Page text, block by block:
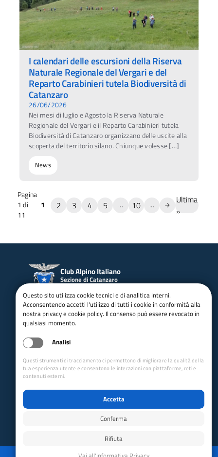
I calendari delle escursioni della Riserva
Naturale Regionale del Vergari e del
Reparto Carabinieri tutela Biodiversità di
Catanzaro
26/06/2026
Nei mesi di luglio e Agosto la Riserva Naturale
Regionale del Vergari e il Reparto Carabinieri tutela
Biodiversità di Catanzaro organizzano delle uscite alla
scoperta del territorio silano. Chiunque volesse […]
News
Pagina
1 di
11
1 2 3 4 5 ... 10 ...
Ultima
»
Club Alpino Italiano
Sezione di Catanzaro
email:catanzaro@cai.it Tel.:3478051252
CF: 97020360794
PEC:catanzaro@pec.cai.it
Piazza Duomo 9
https://www.facebook.com/Cl
ub-Alpino-Italiano-Sez-
Catanzaro-
100064564517107/
Club Alpino Italiano
Accesso Soci
Mappa del sitoDisabilita animazioni
Questo sito utilizza cookie tecnici e di analitica interni.
Acconsentendo accetti l'utilizzo di tutti i cookie in conformità alla
nostra privacy e cookie policy. Il consenso può essere revocato in
qualsiasi momento.
Analisi
Questi strumenti di tracciamento ci permettono di migliorare la qualità della
tua esperienza utente e consentono le interazioni con piattaforme, reti e
contenuti esterni.
Accetta
Conferma
Rifiuta